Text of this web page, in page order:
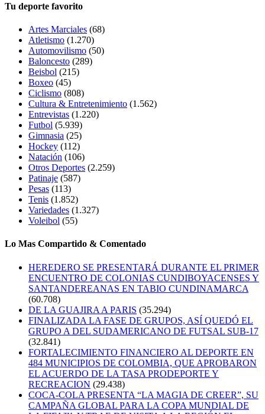
Tu deporte favorito
Artes Marciales (68)
Atletismo (1.270)
Automovilismo (50)
Baloncesto (289)
Beisbol (215)
Boxeo (45)
Ciclismo (808)
Cultura & Entretenimiento (1.562)
Entrevistas (1.220)
Futbol (5.939)
Gimnasia (25)
Hockey (112)
Natación (106)
Otros Deportes (2.259)
Patinaje (587)
Pesas (113)
Tenis (1.852)
Variedades (1.327)
Voleibol (55)
Lo Mas Compartido & Comentado
HEREDERO SE PRESENTARÁ DURANTE EL PRIMER
ENCUENTRO DE COLONIAS CUNDIBOYACENSES Y
SANTANDEREANAS EN TABIO CUNDINAMARCA
(60.708)
DE LA GUAJIRA A PARIS (35.294)
FINALIZADA LA FASE DE GRUPOS, ASÍ QUEDÓ EL
GRUPO A DEL SUDAMERICANO DE FUTSAL SUB-17
(32.841)
FORTALECIMIENTO FINANCIERO AL DEPORTE EN
484 MUNICIPIOS DE COLOMBIA, QUE APROBARON
EL ACUERDO DE LA TASA PRODEPORTE Y
RECREACION (29.438)
COCA-COLA PRESENTA “LA MAGIA DE CREER”, SU
CAMPAÑA GLOBAL PARA LA COPA MUNDIAL DE